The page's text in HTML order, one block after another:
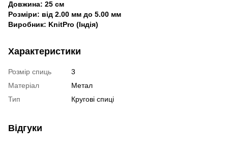
Довжина: 25 см
Розміри: від 2.00 мм до 5.00 мм
Виробник: KnitPro (Індія)
Характеристики
Розмір спиць
3
Матеріал
Метал
Тип
Кругові спиці
Відгуки